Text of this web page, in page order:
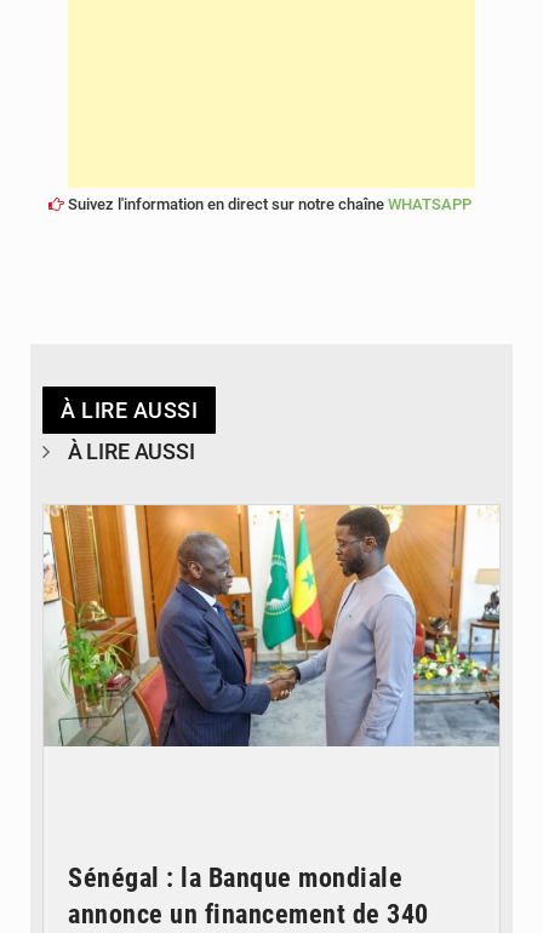
Suivez l'information en direct sur notre chaîne WHATSAPP
À LIRE AUSSI
À LIRE AUSSI
Sénégal : la Banque mondiale
annonce un financement de 340